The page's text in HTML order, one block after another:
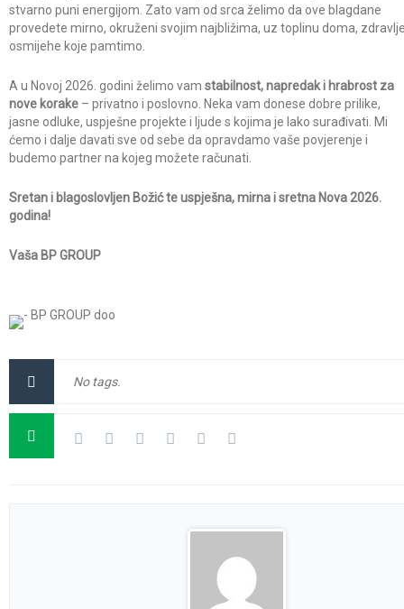
stvarno puni energijom. Zato vam od srca želimo da ove blagdane
provedete mirno, okruženi svojim najbližima, uz toplinu doma,
osmijehe koje pamtimo.
A u Novoj 2026. godini želimo vam stabilnost, napredak i hrabrost za
nove korake – privatno i poslovno. Neka vam donese dobre prilike,
jasne odluke, uspješne projekte i ljude s kojima je lako surađivati. Mi
ćemo i dalje davati sve od sebe da opravdamo vaše povjerenje i
budemo partner na kojeg možete računati.
Sretan i blagoslovljen Božić te uspješna, mirna i sretna Nova 2026.
godina!
Vaša BP GROUP
No tags.